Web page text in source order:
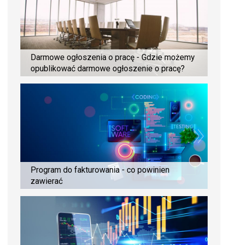
Darmowe ogłoszenia o pracę - Gdzie możemy
opublikować darmowe ogłoszenie o pracę?
Program do fakturowania - co powinien
zawierać